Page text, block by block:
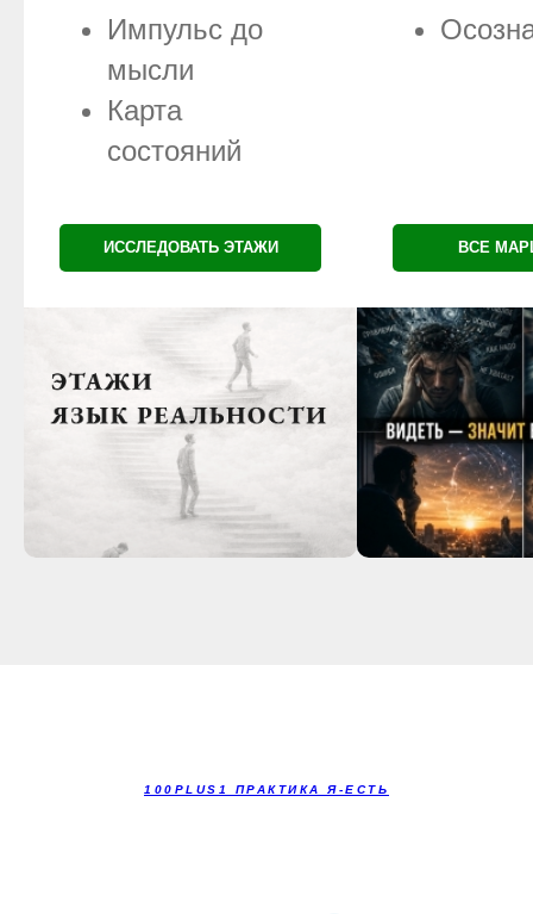
Импульс до
мысли
Карта
состояний
ИССЛЕДОВАТЬ ЭТАЖИ ВСЕ
100PLUS1 ПРАКТИКА Я-ЕСТЬ